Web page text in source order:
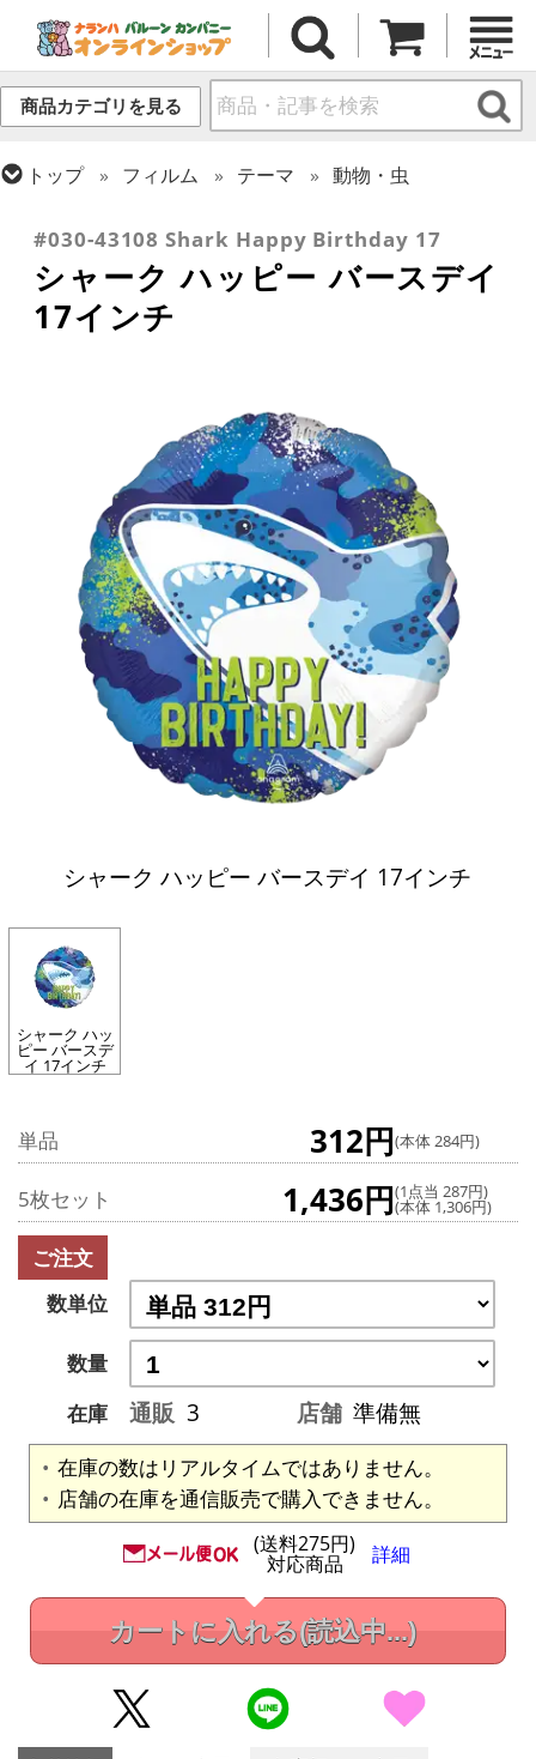
商品カテゴリを見る
トップ フィルム テーマ
動物・虫
#030-43108 Shark Happy Birthday 17
シャーク ハッピー バースデイ
17インチ
シャーク ハッピー バースデイ 17インチ
シャーク ハッ
ピー バースデ
イ 17インチ
単品 312円(本体 284円)
5枚セット 1,436円(1点当 287円)
(本体 1,306円)
ご注文
数単位
数量
在庫
通販 3 店舗 準備無
在庫の数はリアルタイムではありません。
店舗の在庫を通信販売で購入できません。
(送料275円)
対応商品 詳細
カートに入れる(読込中...)